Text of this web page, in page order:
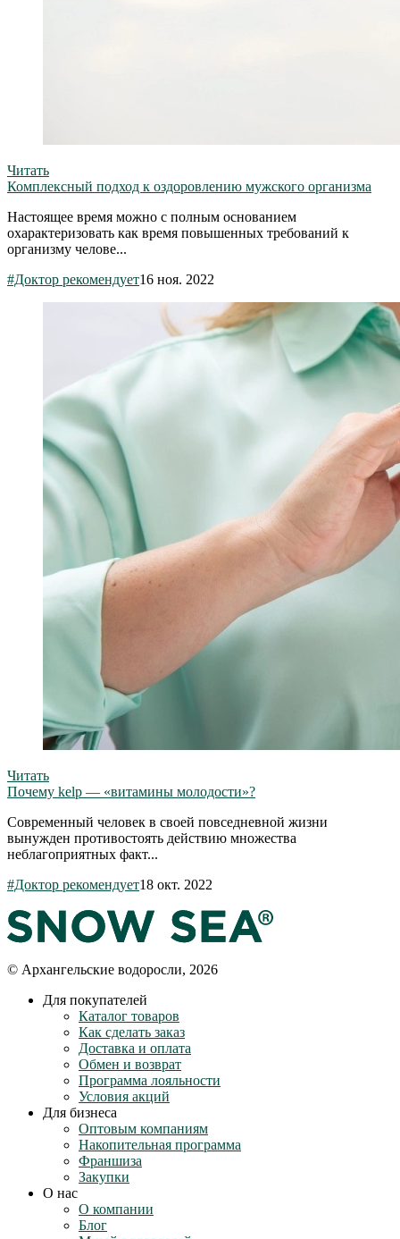
Читать
Комплексный подход к оздоровлению мужского организма
Настоящее время можно с полным основанием
охарактеризовать как время повышенных требований к
организму челове...
#Доктор рекомендует16 ноя. 2022
Читать
Почему kelp — «витамины молодости»?
Современный человек в своей повседневной жизни
вынужден противостоять действию множества
неблагоприятных факт...
#Доктор рекомендует18 окт. 2022
© Архангельские водоросли, 2026
Для покупателей
Каталог товаров
Как сделать заказ
Доставка и оплата
Обмен и возврат
Программа лояльности
Условия акций
Для бизнеса
Оптовым компаниям
Накопительная программа
Франшиза
Закупки
О нас
О компании
Блог